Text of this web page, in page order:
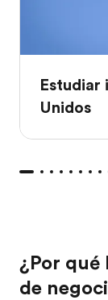
Estudiar
Unidos
¿Por qué
de